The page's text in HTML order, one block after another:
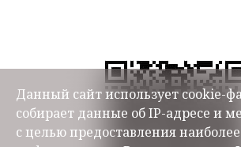
Данный сайт использует cookie-
собирает данные об IP-адресе и
с целью предоставления